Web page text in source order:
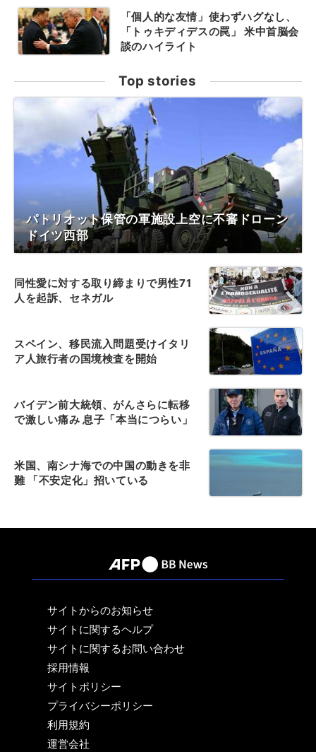
「個人的な友情」使わずハグなし、
「トゥキディデスの罠」 米中首脳会
談のハイライト
Top stories
パトリオット保管の軍施設上空に不審ドローン
ドイツ西部
同性愛に対する取り締まりで男性71
人を起訴、セネガル
スペイン、移民流入問題受けイタリ
ア人旅行者の国境検査を開始
バイデン前大統領、がんさらに転移
で激しい痛み 息子「本当につらい」
米国、南シナ海での中国の動きを非
難 「不安定化」招いている
サイトからのお知らせ
サイトに関するヘルプ
サイトに関するお問い合わせ
採用情報
サイトポリシー
プライバシーポリシー
利用規約
運営会社